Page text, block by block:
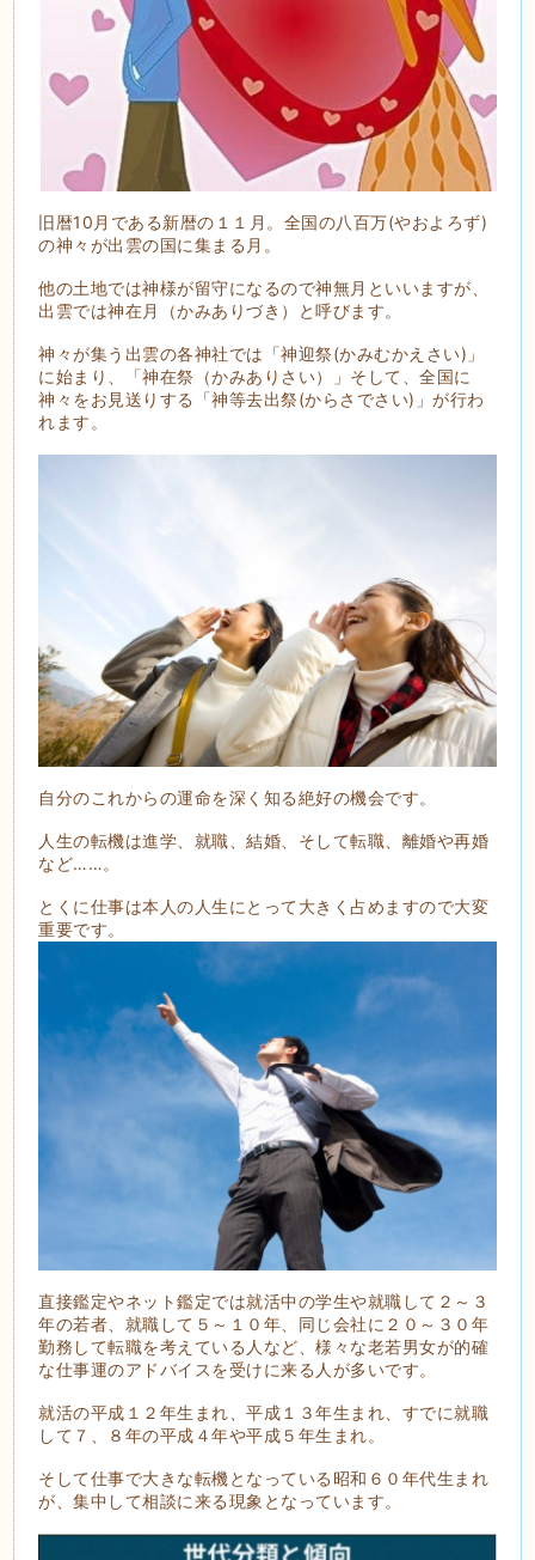
旧暦10月である新暦の１１月。全国の八百万(やおよろず)
の神々が出雲の国に集まる月。
他の土地では神様が留守になるので神無月といいますが、
出雲では神在月（かみありづき）と呼びます。
神々が集う出雲の各神社では「神迎祭(かみむかえさい)」
に始まり、「神在祭（かみありさい）」そして、全国に
神々をお見送りする「神等去出祭(からさでさい)」が行わ
れます。
自分のこれからの運命を深く知る絶好の機会です。
人生の転機は進学、就職、結婚、そして転職、離婚や再婚
など……。
とくに仕事は本人の人生にとって大きく占めますので大変
重要です。
直接鑑定やネット鑑定では就活中の学生や就職して２～３
年の若者、就職して５～１０年、同じ会社に２０～３０年
勤務して転職を考えている人など、様々な老若男女が的確
な仕事運のアドバイスを受けに来る人が多いです。
就活の平成１２年生まれ、平成１３年生まれ、すでに就職
して７、８年の平成４年や平成５年生まれ。
そして仕事で大きな転機となっている昭和６０年代生まれ
が、集中して相談に来る現象となっています。